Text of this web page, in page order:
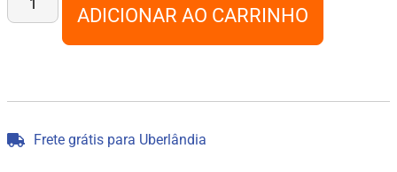
ADICIONAR AO CARRINHO
Frete grátis para Uberlândia